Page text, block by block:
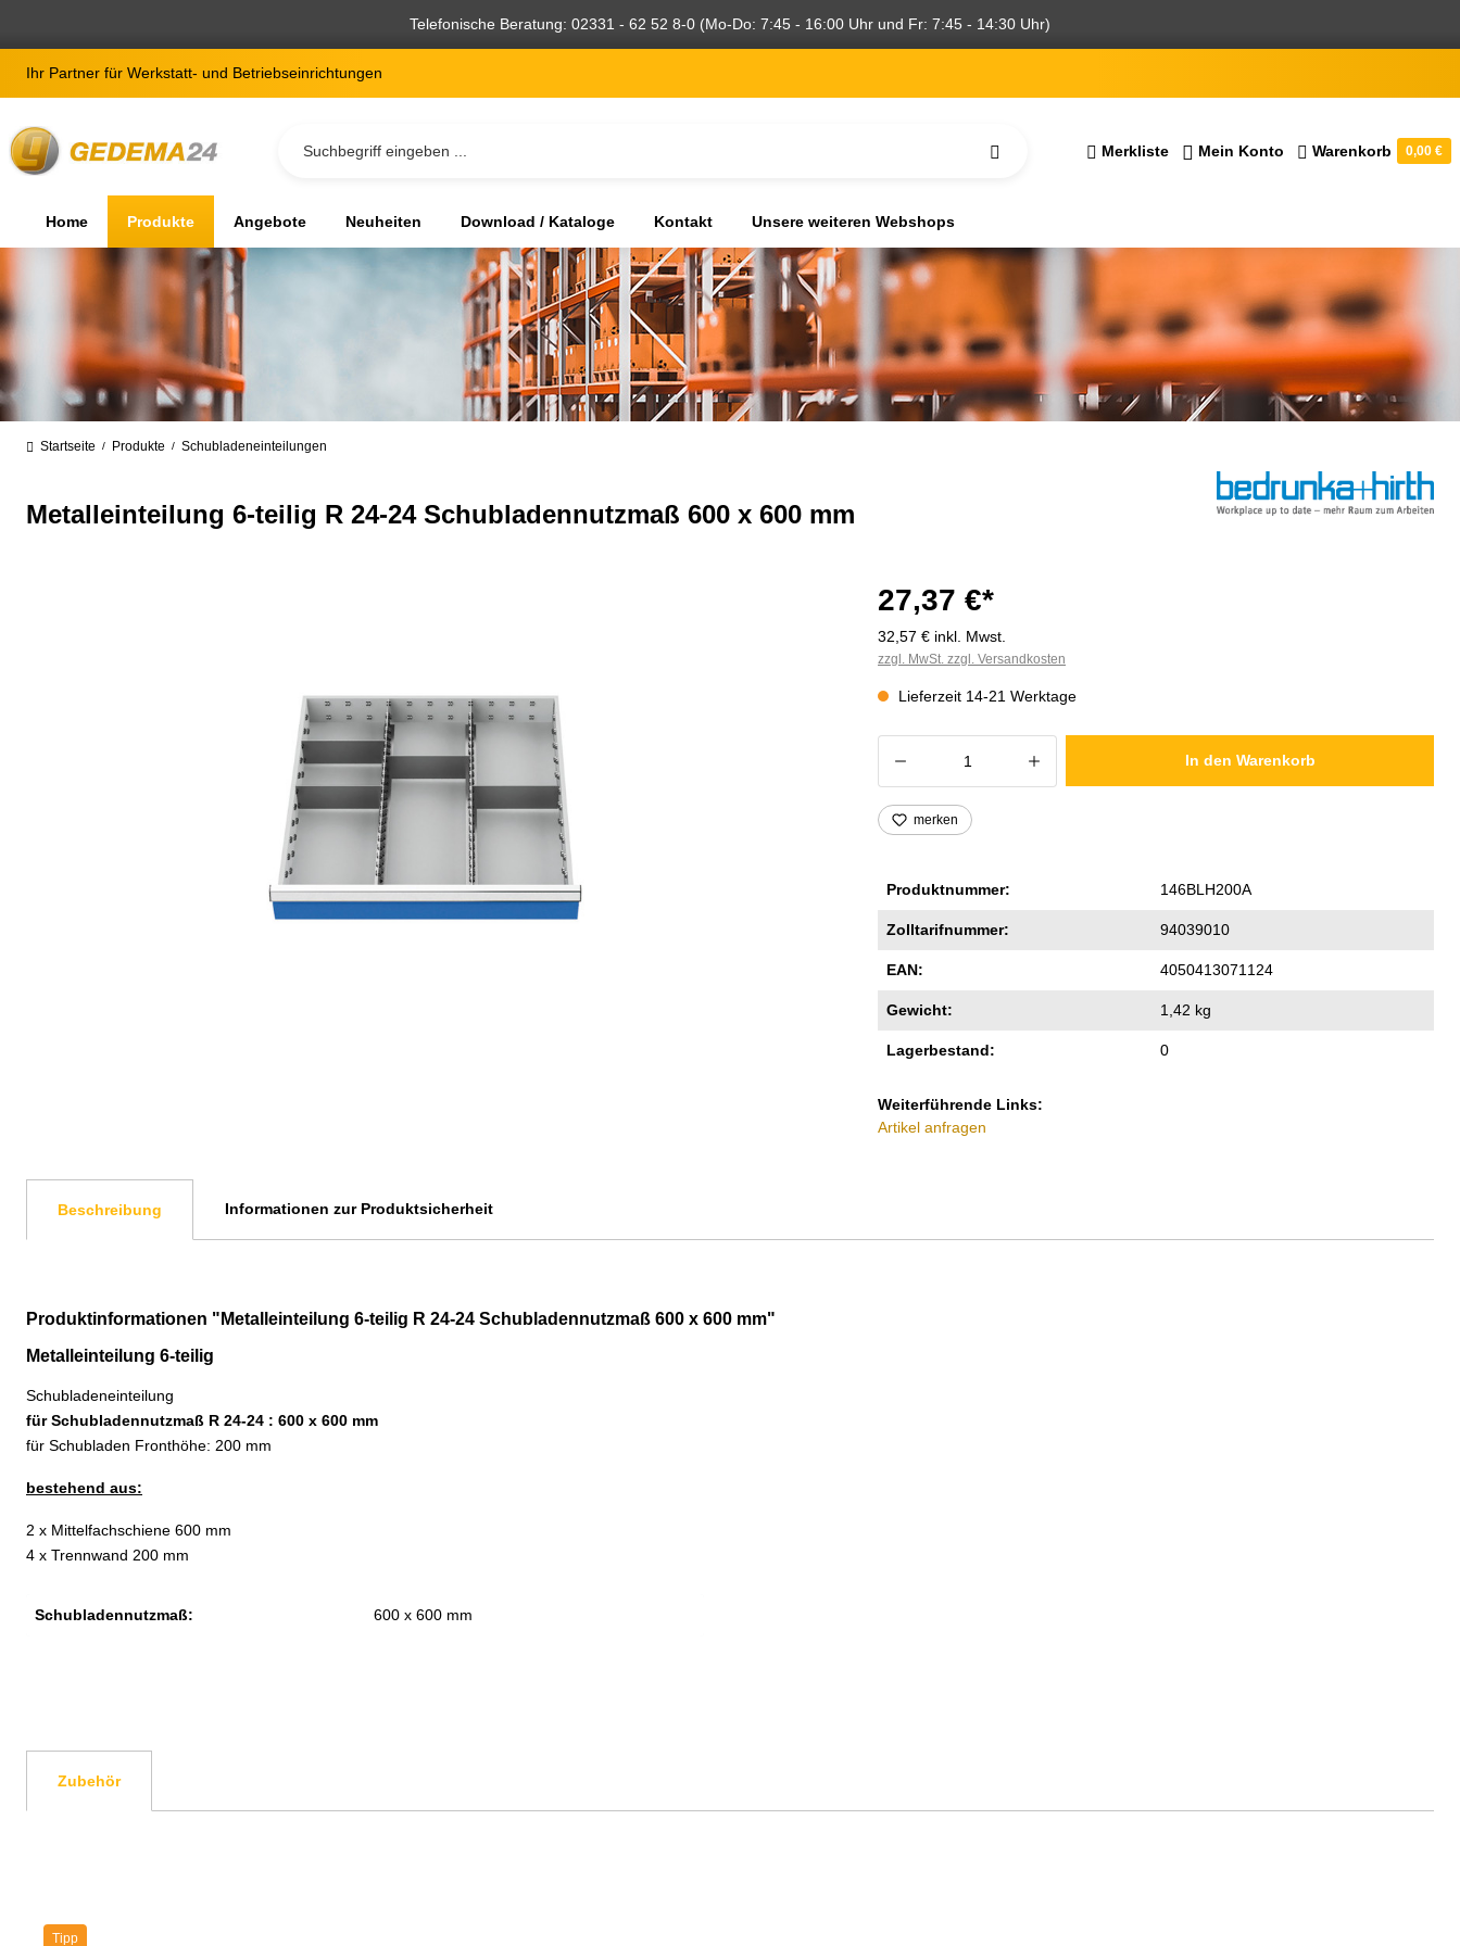
Telefonische Beratung: 02331 - 62 52 8-0 (Mo-Do: 7:45 - 16:00 Uhr und Fr: 7:45 - 14:30 Uhr)
Ihr Partner für Werkstatt- und Betriebseinrichtungen
Merkliste Mein Konto Warenkorb 0,00 €
Home Produkte Angebote Neuheiten Download / Kataloge Kontakt Unsere weiteren Webshops
Startseite / Produkte / Schubladeneinteilungen
Metalleinteilung 6-teilig R 24-24 Schubladennutzmaß 600 x 600 mm
27,37 €*
32,57 € inkl. Mwst.
zzgl. MwSt. zzgl. Versandkosten
Lieferzeit 14-21 Werktage
Produkt Anzahl: Gib den gewünschten Wert
In den Warenkorb
merken
Produktnummer: 146BLH200A
Zolltarifnummer: 94039010
EAN: 4050413071124
Gewicht: 1,42 kg
Lagerbestand: 0
Weiterführende Links:
Artikel anfragen
Beschreibung Informationen zur Produktsicherheit
Produktinformationen "Metalleinteilung 6-teilig R 24-24 Schubladennutzmaß 600 x 600 mm"
Metalleinteilung 6-teilig
Schubladeneinteilung
für Schubladennutzmaß R 24-24 : 600 x 600 mm
für Schubladen Fronthöhe: 200 mm
bestehend aus:
2 x Mittelfachschiene 600 mm
4 x Trennwand 200 mm
Schubladennutzmaß: 600 x 600 mm
Zubehör
Tipp